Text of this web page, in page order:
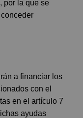
por la que se
a financiar los
con el
en el artículo 7
ayudas